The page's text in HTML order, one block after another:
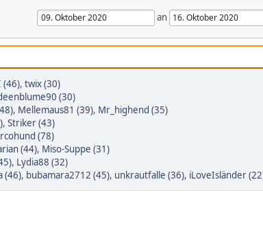
an
(46), twix (30)
(30)
, Mellemaus81 (39), Mr_highend (35)
, Striker (43)
(78)
(44), Miso-Suppe (31)
, Lydia88 (32)
(46), bubamara2712 (45), unkrautfalle (36), iLoveIsländer